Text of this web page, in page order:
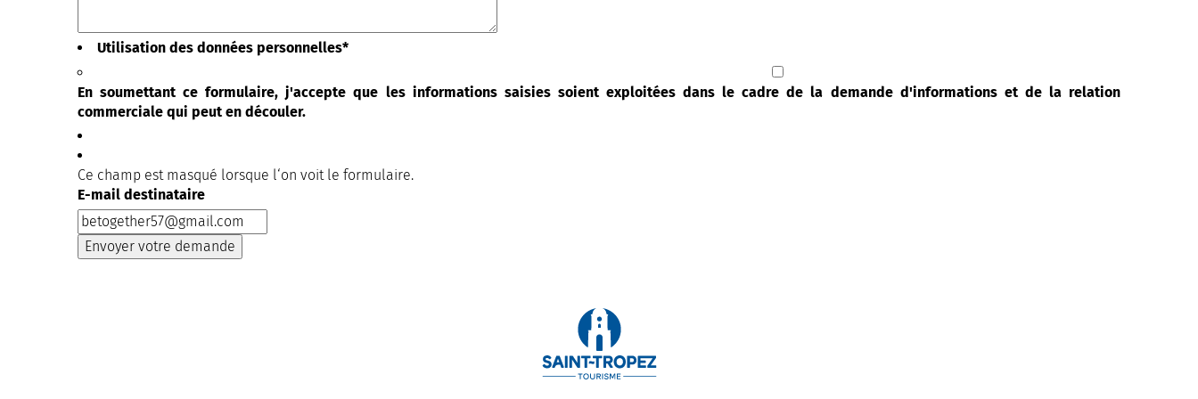
Utilisation des données personnelles*
En soumettant ce formulaire, j'accepte que les informations saisies soient exploitées dans le cadre de la demande d'informations et de la relation
commerciale qui peut en découler.
Ce champ est masqué lorsque l‘on voit le formulaire.
E-mail destinataire